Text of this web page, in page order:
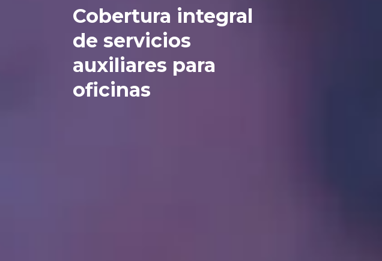
Cobertura integral
de servicios
auxiliares para
oficinas